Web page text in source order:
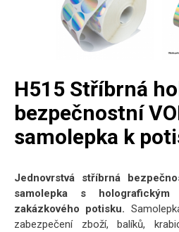
H515 Stříbrná
bezpečnostní
samolepka k
Jednovrstvá stříbrná
samolepka s
zakázkového potisku.
zabezpečení zboží, balíků,